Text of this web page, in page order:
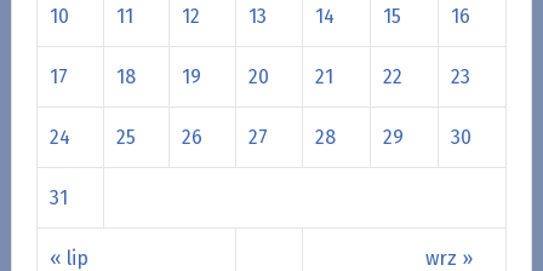
« lip wrz »
10 11 12 13 14 15 16
17 18 19 20 21 22 23
24 25 26 27 28 29 30
31